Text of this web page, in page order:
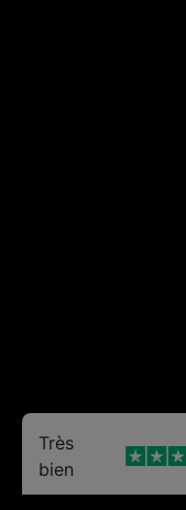
Très
bien